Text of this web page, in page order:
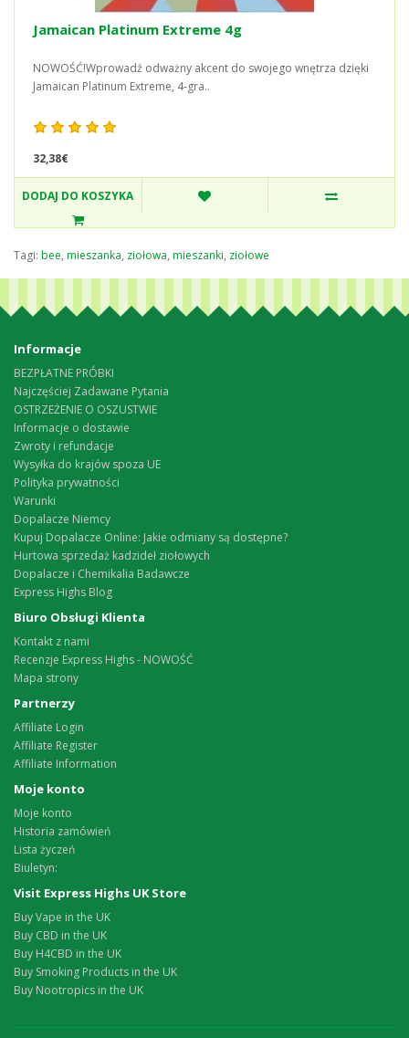
Jamaican Platinum Extreme 4g
NOWOŚĆ!Wprowadź odważny akcent do swojego wnętrza dzięki
Jamaican Platinum Extreme, 4-gra..
32,38€
DODAJ DO KOSZYKA
Tagi: bee, mieszanka, ziołowa, mieszanki, ziołowe
Informacje
BEZPŁATNE PRÓBKI
Najczęściej Zadawane Pytania
OSTRZEŻENIE O OSZUSTWIE
Informacje o dostawie
Zwroty i refundacje
Wysyłka do krajów spoza UE
Polityka prywatności
Warunki
Dopalacze Niemcy
Kupuj Dopalacze Online: Jakie odmiany są dostępne?
Hurtowa sprzedaż kadzideł ziołowych
Dopalacze i Chemikalia Badawcze
Express Highs Blog
Biuro Obsługi Klienta
Kontakt z nami
Recenzje Express Highs - NOWOŚĆ
Mapa strony
Partnerzy
Affiliate Login
Affiliate Register
Affiliate Information
Moje konto
Moje konto
Historia zamówień
Lista życzeń
Biuletyn:
Visit Express Highs UK Store
Buy Vape in the UK
Buy CBD in the UK
Buy H4CBD in the UK
Buy Smoking Products in the UK
Buy Nootropics in the UK